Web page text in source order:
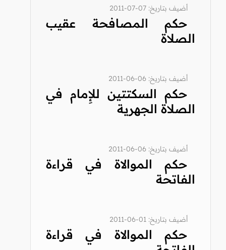
أضيف بتاريخ: 07-07-2011
حكم المصافحة عقيب
الصلاة
أضيف بتاريخ: 06-06-2011
حكم السكتتين للإِمام في
الصلاة الجهرية
أضيف بتاريخ: 06-06-2011
حكم الموالاة في قراءة
الفاتحة
أضيف بتاريخ: 01-06-2011
حكم الموالاة في قراءة